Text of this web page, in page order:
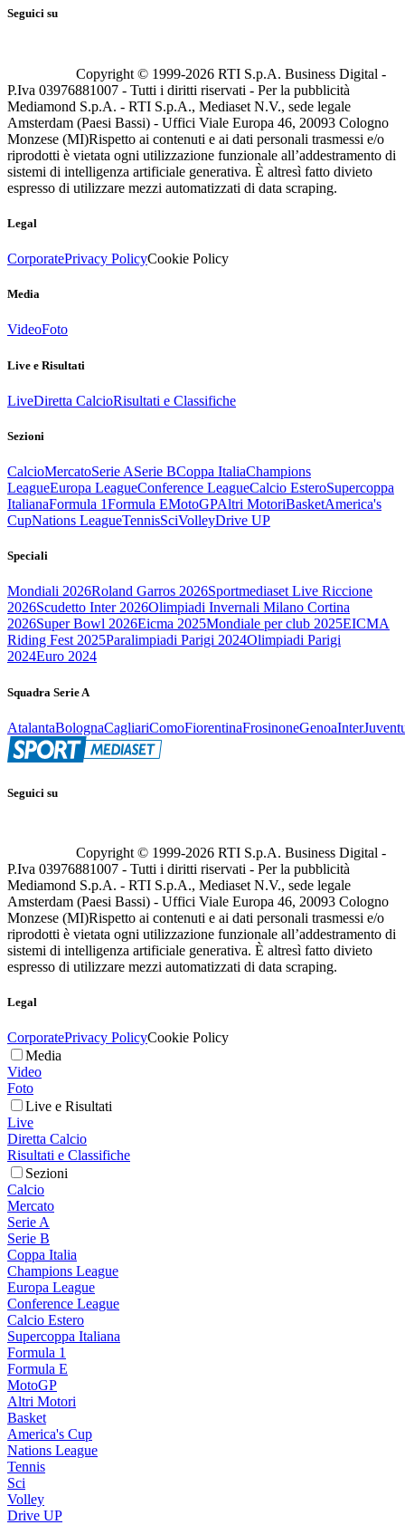
Seguici su
Copyright © 1999-2026 RTI S.p.A. Business Digital -
P.Iva 03976881007 - Tutti i diritti riservati - Per la pubblicità
Mediamond S.p.A. - RTI S.p.A., Mediaset N.V., sede legale
Amsterdam (Paesi Bassi) - Uffici Viale Europa 46, 20093 Cologno
Monzese (MI)Rispetto ai contenuti e ai dati personali trasmessi e/o
riprodotti è vietata ogni utilizzazione funzionale all’addestramento di
sistemi di intelligenza artificiale generativa. È altresì fatto divieto
espresso di utilizzare mezzi automatizzati di data scraping.
Legal
CorporatePrivacy PolicyCookie Policy
Media
VideoFoto
Live e Risultati
LiveDiretta CalcioRisultati e Classifiche
Sezioni
CalcioMercatoSerie ASerie BCoppa ItaliaChampions
LeagueEuropa LeagueConference LeagueCalcio EsteroSupercoppa
ItalianaFormula 1Formula EMotoGPAltri MotoriBasketAmerica's
CupNations LeagueTennisSciVolleyDrive UP
Speciali
Mondiali 2026Roland Garros 2026Sportmediaset Live Riccione
2026Scudetto Inter 2026Olimpiadi Invernali Milano Cortina
2026Super Bowl 2026Eicma 2025Mondiale per club 2025EICMA
Riding Fest 2025Paralimpiadi Parigi 2024Olimpiadi Parigi
2024Euro 2024
Squadra Serie A
AtalantaBolognaCagliariComoFiorentinaFrosinoneGenoaInter
Seguici su
Copyright © 1999-2026 RTI S.p.A. Business Digital -
P.Iva 03976881007 - Tutti i diritti riservati - Per la pubblicità
Mediamond S.p.A. - RTI S.p.A., Mediaset N.V., sede legale
Amsterdam (Paesi Bassi) - Uffici Viale Europa 46, 20093 Cologno
Monzese (MI)Rispetto ai contenuti e ai dati personali trasmessi e/o
riprodotti è vietata ogni utilizzazione funzionale all’addestramento di
sistemi di intelligenza artificiale generativa. È altresì fatto divieto
espresso di utilizzare mezzi automatizzati di data scraping.
Legal
CorporatePrivacy PolicyCookie Policy
Media
Video
Foto
Live e Risultati
Live
Diretta Calcio
Risultati e Classifiche
Sezioni
Calcio
Mercato
Serie A
Serie B
Coppa Italia
Champions League
Europa League
Conference League
Calcio Estero
Supercoppa Italiana
Formula 1
Formula E
MotoGP
Altri Motori
Basket
America's Cup
Nations League
Tennis
Sci
Volley
Drive UP